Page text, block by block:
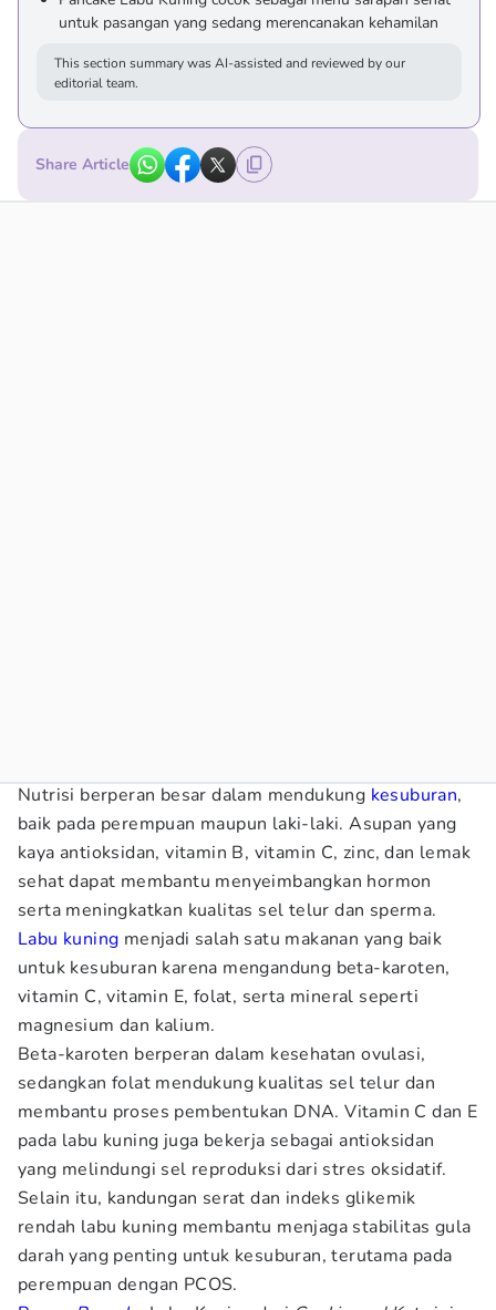
untuk pasangan yang sedang merencanakan kehamilan
This section summary was AI-assisted and reviewed by our
editorial team.
Share Article
Nutrisi berperan besar dalam mendukung kesuburan,
baik pada perempuan maupun laki-laki. Asupan yang
kaya antioksidan, vitamin B, vitamin C, zinc, dan lemak
sehat dapat membantu menyeimbangkan hormon
serta meningkatkan kualitas sel telur dan sperma.
Labu kuning menjadi salah satu makanan yang baik
untuk kesuburan karena mengandung beta-karoten,
vitamin C, vitamin E, folat, serta mineral seperti
magnesium dan kalium.
Beta-karoten berperan dalam kesehatan ovulasi,
sedangkan folat mendukung kualitas sel telur dan
membantu proses pembentukan DNA. Vitamin C dan E
pada labu kuning juga bekerja sebagai antioksidan
yang melindungi sel reproduksi dari stres oksidatif.
Selain itu, kandungan serat dan indeks glikemik
rendah labu kuning membantu menjaga stabilitas gula
darah yang penting untuk kesuburan, terutama pada
perempuan dengan PCOS.